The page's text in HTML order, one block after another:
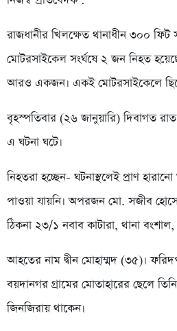
রাজধানীর খিলক্ষেত থানাধীন ৩০০ ফিট
মোটরসাইকেল সংর্ঘষে ২ জন নিহত
আরও একজন। একই মোটরসাইকেলে
বৃহস্পতিবার (২৬ জানুয়ারি) দিবাগত
এ ঘটনা ঘটে।
নিহতরা হচ্ছেন- ঘটনাস্থলেই প্রাণ
পাওয়া যায়নি। অপরজন মো. সজীব
ঠিকনা ২৩/১ নবাব কাটারা, থানা বংশাল,
আহতের নাম দ্বীন মোহাম্মদ (৩৫)।
বয়দানগর গ্রামের মোতাহারের ছেলে
জিনজিরায় থাকেন।